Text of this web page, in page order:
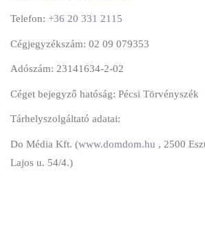
Telefon: +36 20 331 2115
Cégjegyzékszám: 02 09 079353
Adószám: 23141634-2-02
Céget bejegyző hatóság: Pécsi Törvényszék
Tárhelyszolgáltató adatai:
Do Média Kft. (www.domdom.hu , 2500
Lajos u. 54/4.)